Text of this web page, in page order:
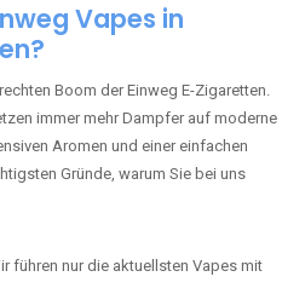
Vapes in
Boom der Einweg E-Zigaretten.
immer mehr Dampfer auf moderne
Aromen und einer einfachen
Gründe, warum Sie bei uns
führen nur die aktuellsten Vapes mit